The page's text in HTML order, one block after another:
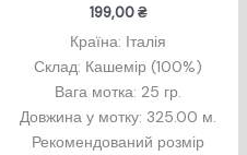
199,00₴
Країна: Італія
Склад: Кашемір (100%)
Вага мотка: 25 гр.
Довжина у мотку: 325.00 м.
Рекомендований розмір